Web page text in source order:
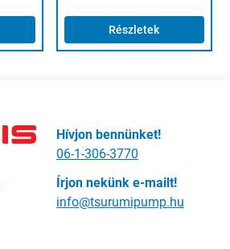
Részletek
Hívjon bennünket!
06-1-306-3770
Írjon nekünk e-mailt!
info@tsurumipump.hu